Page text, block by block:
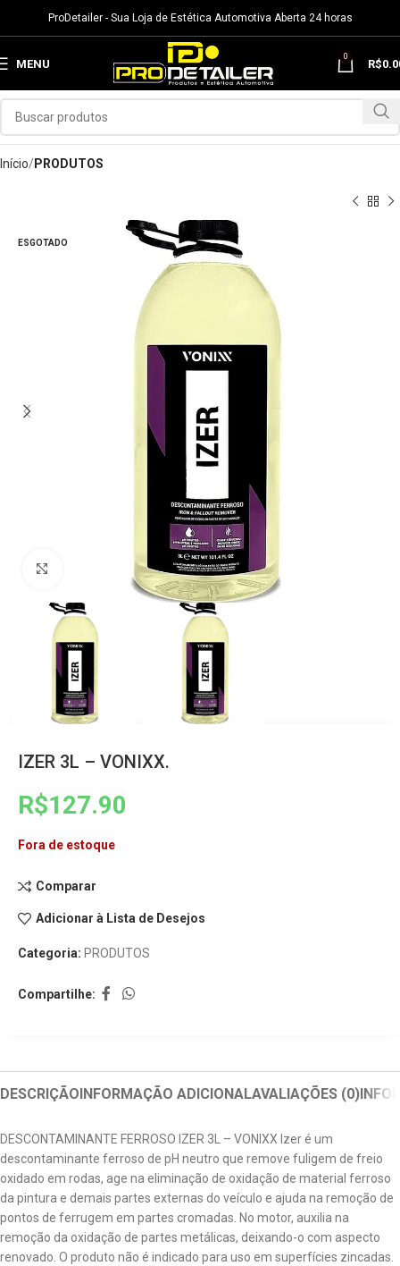
ProDetailer - Sua Loja de Estética Automotiva Aberta 24 horas
MENU
0
R$
Início PRODUTOS
ESGOTADO
Clique para ampliar
IZER 3L – VONIXX.
R$127.90
Fora de estoque
Comparar
Adicionar à Lista de Desejos
Categoria: PRODUTOS
Compartilhe:
DESCRIÇÃOINFORMAÇÃO ADICIONALAVALIAÇÕES (0)
DESCONTAMINANTE FERROSO IZER 3L – VONIXX Izer é um
descontaminante ferroso de pH neutro que remove fuligem de freio
oxidado em rodas, age na eliminação de oxidação de material ferroso
da pintura e demais partes externas do veículo e ajuda na remoção de
pontos de ferrugem em partes cromadas. No motor, auxilia na
remoção da oxidação de partes metálicas, deixando-o com aspecto
renovado. O produto não é indicado para uso em superfícies zincadas.